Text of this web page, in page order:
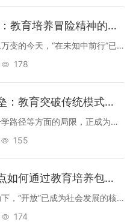
本地持证探索,在未知中前行：教育培养冒险精神的实践路径与价值-深度解析
变的今天，“在未知中前行”已
种能力的核心，在于“冒险精
178
本地以证为锤，敲开创新壁垒：教育突破传统模式的实践路径
路径等方面的局限，正成为制
困境？“以证为锤”的教育创新
155
本地证映开放：接纳多元观点如何通过教育培养包容心态-深度解析
，“开放”已成为社会发展的核
所在。“证映开放”不仅是一种认
174